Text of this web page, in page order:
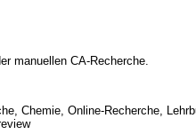
manuellen CA-Recherche.
Chemie, Online-Recherche,